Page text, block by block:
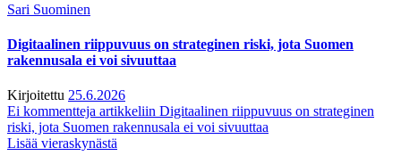
Sari Suominen
Digitaalinen riippuvuus on strateginen riski, jota Suomen
rakennusala ei voi sivuuttaa
Kirjoitettu 25.6.2026
Ei kommentteja artikkeliin Digitaalinen riippuvuus on strateginen
riski, jota Suomen rakennusala ei voi sivuuttaa
Lisää vieraskynästä